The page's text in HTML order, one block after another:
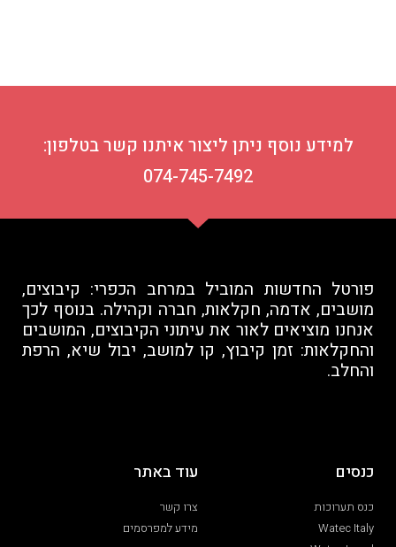
למידע נוסף ניתן ליצור איתנו קשר בטלפון:
074-745-7492
פורטל החדשות המוביל במרחב הכפרי: קיבוצים,
מושבים, אדמה, חקלאות, חברה וקהילה. בנוסף לכך
אנחנו מוציאים לאור את עיתוני הקיבוצים, המושבים
והחקלאות: זמן קיבוץ, קו למושב, יבול שיא, הרפת
והחלב.
כנסים
כנס תערוכות
Watec Italy
עוד באתר
צרו קשר
מידע למפרסמים